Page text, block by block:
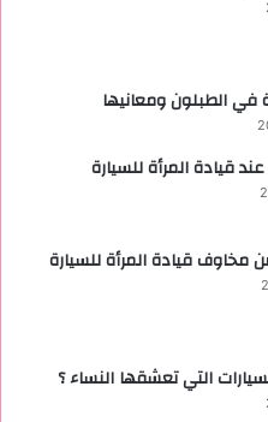
في الطبلون ومعانيها
قيادة المرأة للسيارة
قيادة المرأة للسيارة
التي تعشقها النساء ؟